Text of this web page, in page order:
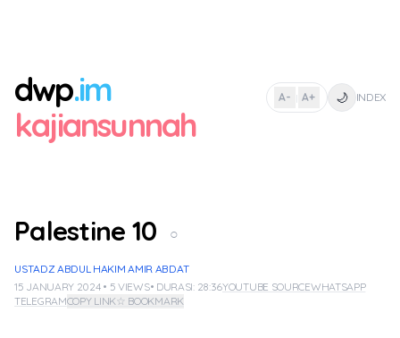
dwp.im
kajiansunnah
A- | A+ 🌙 INDEX
Palestine 10 ○
USTADZ ABDUL HAKIM AMIR ABDAT
15 JANUARY 2024 • 5 VIEWS• DURASI: 28:36YOUTUBE SOURCEWHATSAPP
TELEGRAMCOPY LINK☆ BOOKMARK